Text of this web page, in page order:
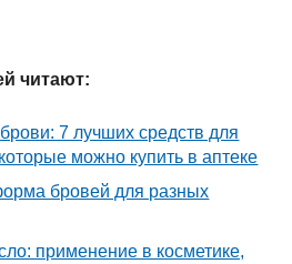
читают:
брови: 7 лучших средств для
можно купить в аптеке
бровей для разных
применение в косметике,